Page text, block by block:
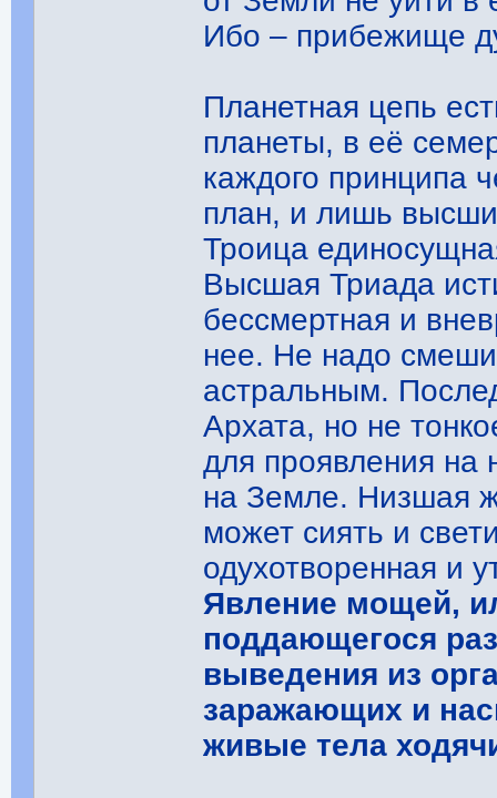
Ибо – прибежище
Планетная цепь
планеты, в её
каждого принципа
план, и лишь
Троица
Высшая Триада
бессмертная и
нее. Не надо
астральным.
Архата, но не
для проявления на
на Земле. Низшая
может сиять и
одухотворенная и
Явление мощей,
поддающегося
выведения из
заражающих и
живые тела